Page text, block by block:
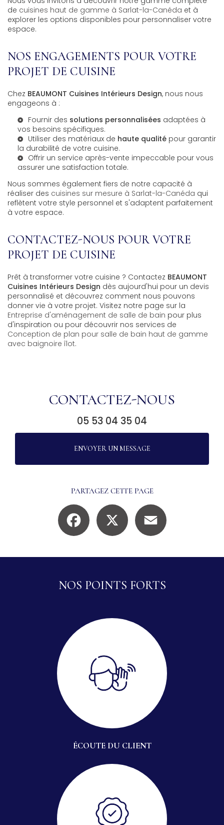
de cuisines haut de gamme à Sarlat-la-Canéda et à
explorer les options disponibles pour personnaliser votre
espace.
NOS ENGAGEMENTS POUR VOTRE
PROJET DE CUISINE
Chez BEAUMONT Cuisines Intérieurs Design, nous nous
engageons à :
Fournir des solutions personnalisées adaptées à
vos besoins spécifiques.
Utiliser des matériaux de haute qualité pour garantir
la durabilité de votre cuisine.
Offrir un service après-vente impeccable pour vous
assurer une satisfaction totale.
Nous sommes également fiers de notre capacité à
réaliser des cuisines sur mesure à Sarlat-la-Canéda qui
reflètent votre style personnel et s'adaptent parfaitement
à votre espace.
CONTACTEZ-NOUS POUR VOTRE
PROJET DE CUISINE
Prêt à transformer votre cuisine ? Contactez BEAUMONT
Cuisines Intérieurs Design dès aujourd'hui pour un devis
personnalisé et découvrez comment nous pouvons
donner vie à votre projet. Visitez notre page sur la
Entreprise d'aménagement de salle de bain pour plus
d'inspiration ou pour découvrir nos services de
Conception de plan pour salle de bain haut de gamme
avec baignoire îlot.
CONTACTEZ-NOUS
05 53 04 35 04
ENVOYER UN MESSAGE
PARTAGEZ CETTE PAGE
Facebook
NOS POINTS FORTS
ÉCOUTE DU CLIENT